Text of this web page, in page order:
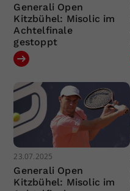
Generali Open
Kitzbühel: Misolic im
Achtelfinale
gestoppt
23.07.2025
Generali Open
Kitzbühel: Misolic im